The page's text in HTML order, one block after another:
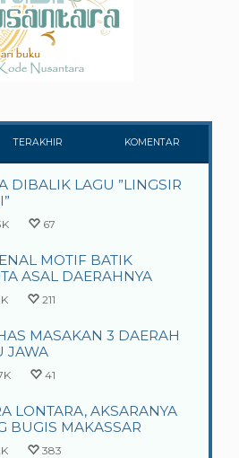
TERAKHIR KOMENTAR
DIBALIK LAGU ”LINGSIR
67
MOTIF BATIK
ASAL DAERAHNYA
211
MASAKAN 3 DAERAH
JAWA
41
LONTARA, AKSARANYA
BUGIS MAKASSAR
383